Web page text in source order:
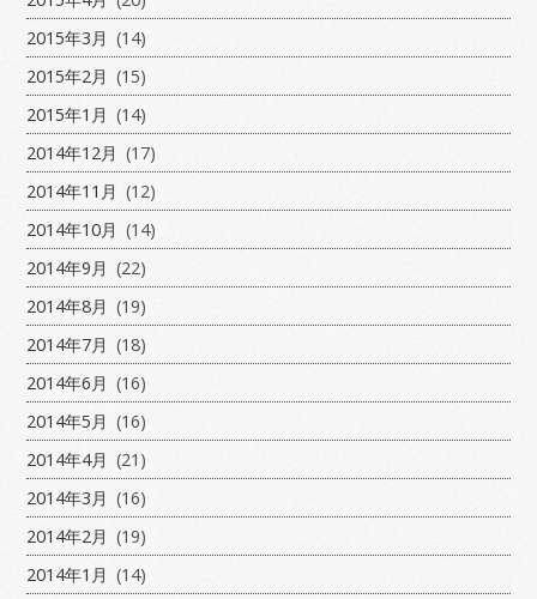
2015年3月 (14)
2015年2月 (15)
2015年1月 (14)
2014年12月 (17)
2014年11月 (12)
2014年10月 (14)
2014年9月 (22)
2014年8月 (19)
2014年7月 (18)
2014年6月 (16)
2014年5月 (16)
2014年4月 (21)
2014年3月 (16)
2014年2月 (19)
2014年1月 (14)